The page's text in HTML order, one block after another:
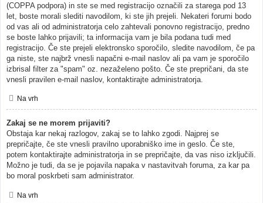
(COPPA podpora) in ste se med registracijo označili za starega pod 13
let, boste morali slediti navodilom, ki ste jih prejeli. Nekateri forumi bodo
od vas ali od administratorja celo zahtevali ponovno registracijo, predno
se boste lahko prijavili; ta informacija vam je bila podana tudi med
registracijo. Če ste prejeli elektronsko sporočilo, sledite navodilom, če pa
ga niste, ste najbrž vnesli napačni e-mail naslov ali pa vam je sporočilo
izbrisal filter za "spam" oz. nezaželeno pošto. Če ste prepričani, da ste
vnesli pravilen e-mail naslov, kontaktirajte administratorja.
Na vrh
Zakaj se ne morem prijaviti?
Obstaja kar nekaj razlogov, zakaj se to lahko zgodi. Najprej se
prepričajte, če ste vnesli pravilno uporabniško ime in geslo. Če ste,
potem kontaktirajte administratorja in se prepričajte, da vas niso izključili.
Možno je tudi, da se je pojavila napaka v nastavitvah foruma, za kar pa
bo moral poskrbeti sam administrator.
Na vrh